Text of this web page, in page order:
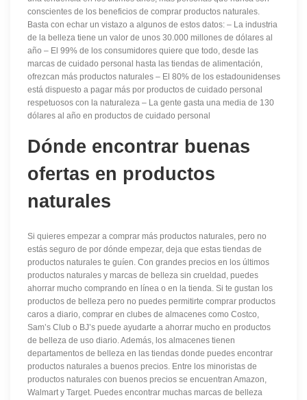
conscientes de los beneficios de comprar productos naturales.
Basta con echar un vistazo a algunos de estos datos: – La industria
de la belleza tiene un valor de unos 30.000 millones de dólares al
año – El 99% de los consumidores quiere que todo, desde las
marcas de cuidado personal hasta las tiendas de alimentación,
ofrezcan más productos naturales – El 80% de los estadounidenses
está dispuesto a pagar más por productos de cuidado personal
respetuosos con la naturaleza – La gente gasta una media de 130
dólares al año en productos de cuidado personal
Dónde encontrar buenas
ofertas en productos
naturales
Si quieres empezar a comprar más productos naturales, pero no
estás seguro de por dónde empezar, deja que estas tiendas de
productos naturales te guíen. Con grandes precios en los últimos
productos naturales y marcas de belleza sin crueldad, puedes
ahorrar mucho comprando en línea o en la tienda. Si te gustan los
productos de belleza pero no puedes permitirte comprar productos
caros a diario, comprar en clubes de almacenes como Costco,
Sam’s Club o BJ’s puede ayudarte a ahorrar mucho en productos
de belleza de uso diario. Además, los almacenes tienen
departamentos de belleza en las tiendas donde puedes encontrar
productos naturales a buenos precios. Entre los minoristas de
productos naturales con buenos precios se encuentran Amazon,
Walmart y Target. Puedes encontrar muchas marcas de belleza